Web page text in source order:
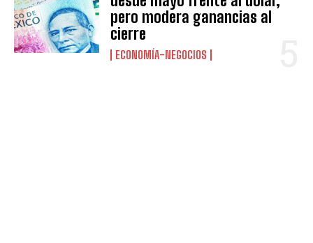
pero modera ganancias al
cierre
ECONOMÍA-NEGOCIOS